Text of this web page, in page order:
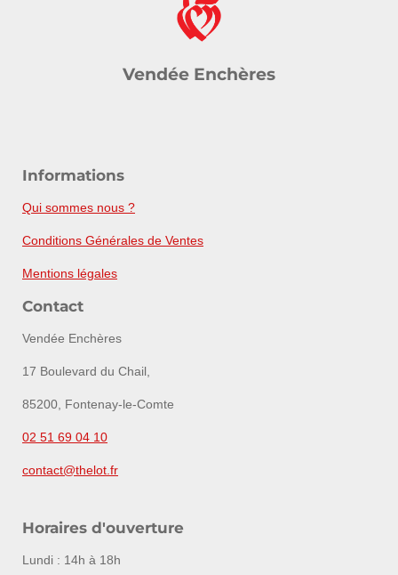
Vendée Enchères
Informations
Qui sommes nous ?
Conditions Générales de Ventes
Mentions légales
Contact
Vendée Enchères
17 Boulevard du Chail,
85200, Fontenay-le-Comte
02 51 69 04 10
contact@thelot.fr
Horaires d'ouverture
Lundi : 14h à 18h